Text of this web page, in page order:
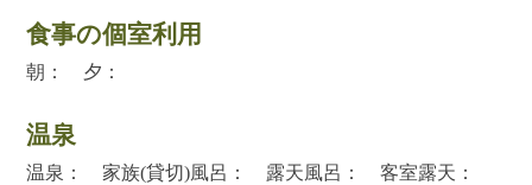
食事の個室利用
朝： 夕：
温泉
温泉： 家族(貸切)風呂： 露天風呂： 客室露天：